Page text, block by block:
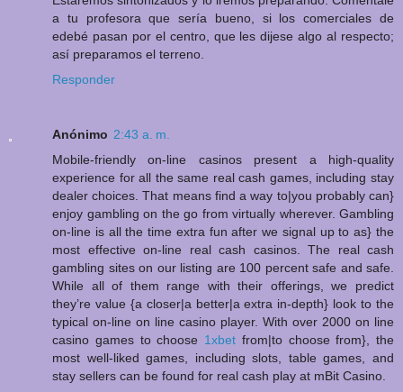
a tu profesora que sería bueno, si los comerciales de
edebé pasan por el centro, que les dijese algo al respecto;
así preparamos el terreno.
Responder
Anónimo 2:43 a. m.
Mobile-friendly on-line casinos present a high-quality
experience for all the same real cash games, including stay
dealer choices. That means find a way to|you probably can}
enjoy gambling on the go from virtually wherever. Gambling
on-line is all the time extra fun after we signal up to as} the
most effective on-line real cash casinos. The real cash
gambling sites on our listing are 100 percent safe and safe.
While all of them range with their offerings, we predict
they’re value {a closer|a better|a extra in-depth} look to the
typical on-line on line casino player. With over 2000 on line
casino games to choose 1xbet from|to choose from}, the
most well-liked games, including slots, table games, and
stay sellers can be found for real cash play at mBit Casino.